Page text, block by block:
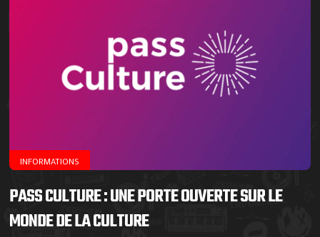
INFORMATIONS
PASS CULTURE : UNE PORTE OUVERTE SUR LE
MONDE DE LA CULTURE